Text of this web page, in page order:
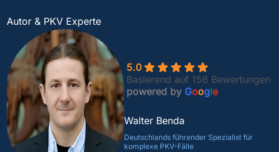
Autor & PKV Experte
5.0
Basierend auf 156 Bewertungen
powered by Google
Walter Benda
Deutschlands führender Spezialist für
komplexe PKV-Fälle